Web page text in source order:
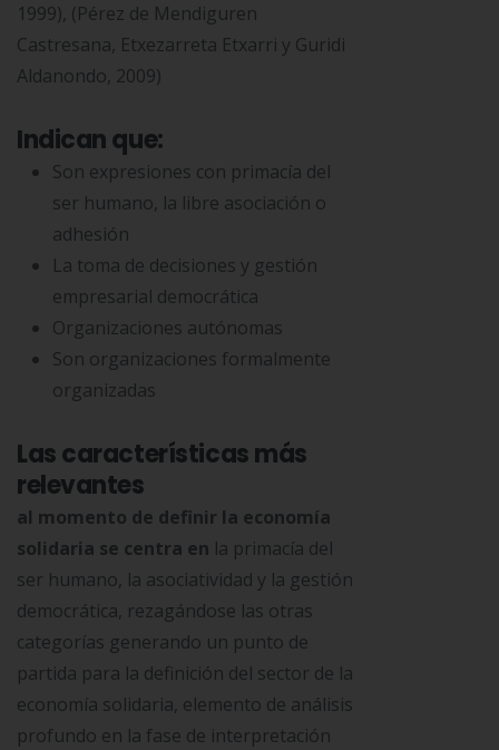
1999), (Pérez de Mendiguren
Castresana, Etxezarreta Etxarri y Guridi
Aldanondo, 2009)
Indican que:
Son expresiones con primacía del
ser humano, la libre asociación o
adhesión
La toma de decisiones y gestión
empresarial democrática
Organizaciones autónomas
Son organizaciones formalmente
organizadas
Las características más
relevantes
al momento de definir la economía
solidaria se centra en la primacía del
ser humano, la asociatividad y la gestión
democrática, rezagándose las otras
categorías generando un punto de
partida para la definición del sector de la
economía solidaria, elemento de análisis
profundo en la fase de interpretación